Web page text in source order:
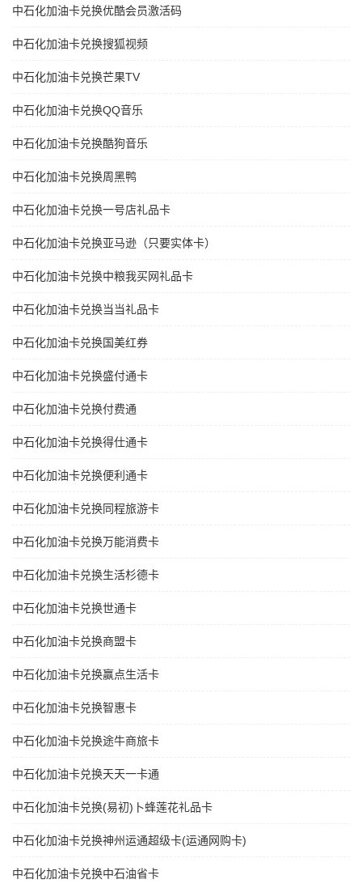
中石化加油卡兑换优酷会员激活码
中石化加油卡兑换搜狐视频
中石化加油卡兑换芒果TV
中石化加油卡兑换QQ音乐
中石化加油卡兑换酷狗音乐
中石化加油卡兑换周黑鸭
中石化加油卡兑换一号店礼品卡
中石化加油卡兑换亚马逊（只要实体卡）
中石化加油卡兑换中粮我买网礼品卡
中石化加油卡兑换当当礼品卡
中石化加油卡兑换国美红券
中石化加油卡兑换盛付通卡
中石化加油卡兑换付费通
中石化加油卡兑换得仕通卡
中石化加油卡兑换便利通卡
中石化加油卡兑换同程旅游卡
中石化加油卡兑换万能消费卡
中石化加油卡兑换生活杉德卡
中石化加油卡兑换世通卡
中石化加油卡兑换商盟卡
中石化加油卡兑换赢点生活卡
中石化加油卡兑换智惠卡
中石化加油卡兑换途牛商旅卡
中石化加油卡兑换天天一卡通
中石化加油卡兑换(易初)卜蜂莲花礼品卡
中石化加油卡兑换神州运通超级卡(运通网购卡)
中石化加油卡兑换中石油省卡